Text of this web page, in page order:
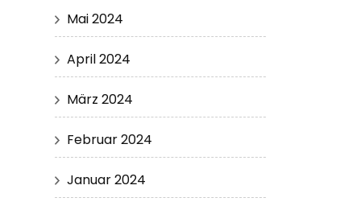
Mai 2024
April 2024
März 2024
Februar 2024
Januar 2024